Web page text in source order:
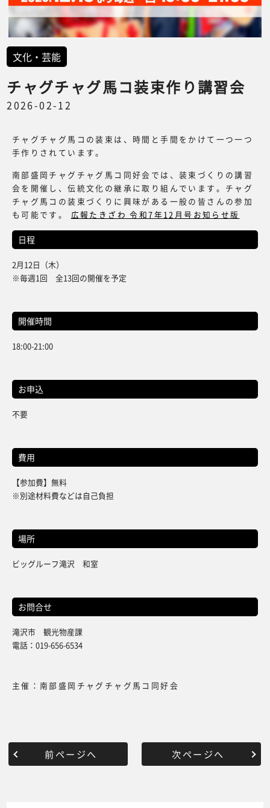
文化・芸能
チャグチャグ馬コ装束作り講習会
2026-02-12
チャグチャグ馬コの装束は、時間と手間をかけて一つ一つ
手作りされています。
南部盛岡チャグチャグ馬コ同好会では、装束づくりの講習
会を開催し、伝統文化の継承に取り組んでいます。チャグ
チャグ馬コの装束づくりに興味がある一般の皆さんの参加
も可能です。 広報たきざわ 令和7年12月号お知らせ版
日程
2月12日（木）
※毎週1回 全13回の開催を予定
開催時間
18:00-21:00
お申込
不要
費用
【参加費】無料
※別途材料費などは自己負担
場所
ビッグルーフ滝沢 和室
お問合せ
滝沢市 観光物産課
電話：019-656-6534
主催：南部盛岡チャグチャグ馬コ同好会
前ページへ 次ページへ